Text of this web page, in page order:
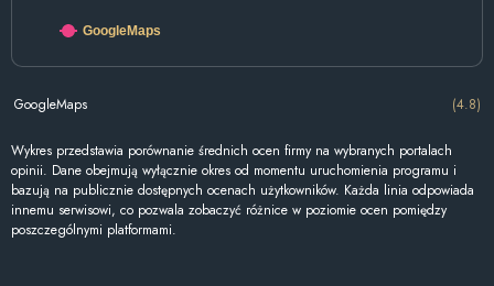
GoogleMaps
GoogleMaps (4.8)
Wykres przedstawia porównanie średnich ocen firmy na wybranych portalach
opinii. Dane obejmują wyłącznie okres od momentu uruchomienia programu i
bazują na publicznie dostępnych ocenach użytkowników. Każda linia odpowiada
innemu serwisowi, co pozwala zobaczyć różnice w poziomie ocen pomiędzy
poszczególnymi platformami.